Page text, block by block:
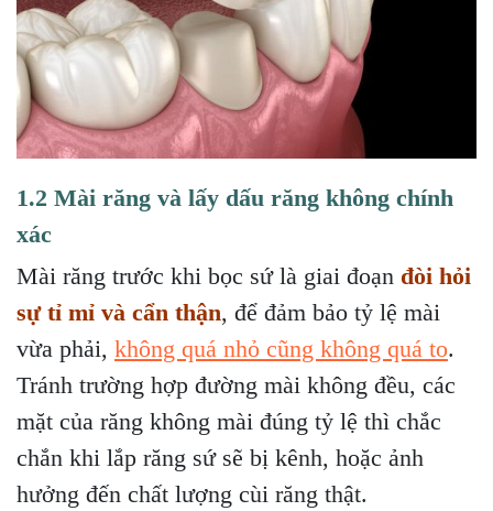
1.2 Mài răng và lấy dấu răng không chính
xác
Mài răng trước khi bọc sứ là giai đoạn đòi hỏi
sự tỉ mỉ và cẩn thận, để đảm bảo tỷ lệ mài
vừa phải, không quá nhỏ cũng không quá to.
Tránh trường hợp đường mài không đều, các
mặt của răng không mài đúng tỷ lệ thì chắc
chắn khi lắp răng sứ sẽ bị kênh, hoặc ảnh
hưởng đến chất lượng cùi răng thật.